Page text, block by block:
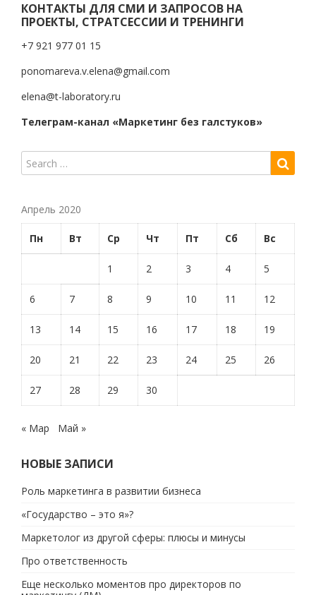
КОНТАКТЫ ДЛЯ СМИ И ЗАПРОСОВ НА
ПРОЕКТЫ, СТРАТСЕССИИ И ТРЕНИНГИ
+7 921 977 01 15
ponomareva.v.elena@gmail.com
elena@t-laboratory.ru
Телеграм-канал «Маркетинг без галстуков»
Апрель 2020
Пн Вт Ср Чт Пт Сб Вс
1 2 3 4 5
6 7 8 9 10 11 12
13 14 15 16 17 18 19
20 21 22 23 24 25 26
27 28 29 30
« Мар Май »
НОВЫЕ ЗАПИСИ
Роль маркетинга в развитии бизнеса
«Государство – это я»?
Маркетолог из другой сферы: плюсы и минусы
Про ответственность
Еще несколько моментов про директоров по